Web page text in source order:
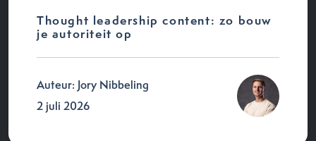
Thought leadership content: zo bouw
je autoriteit op
Auteur: Jory Nibbeling
2 juli 2026